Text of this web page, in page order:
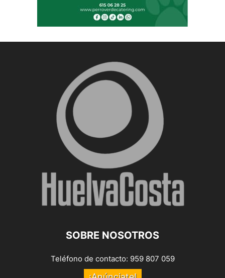
SOBRE NOSOTROS
Teléfono de contacto: 959 807 059